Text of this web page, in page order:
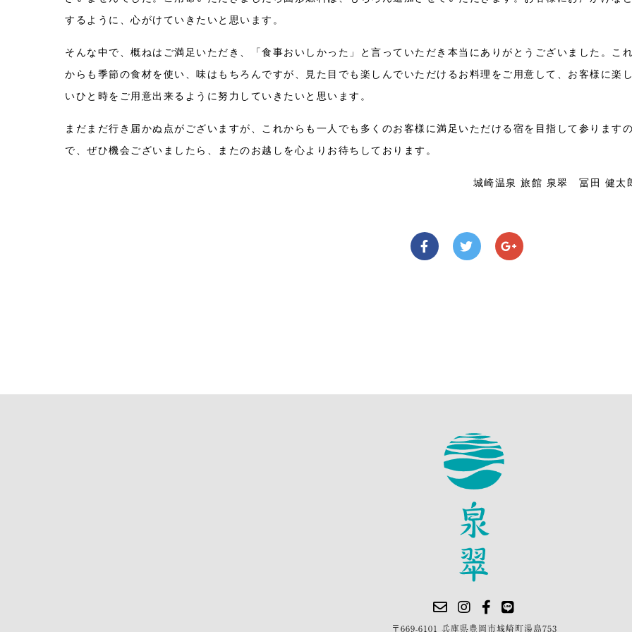
するように、心がけていきたいと思います。
そんな中で、概ねはご満足いただき、「食事おいしかった」と言っていただき本当にありがとうございました。これ
からも季節の食材を使い、味はもちろんですが、見た目でも楽しんでいただけるお料理をご用意して、お客様に楽し
いひと時をご用意出来るように努力していきたいと思います。
まだまだ行き届かぬ点がございますが、これからも一人でも多くのお客様に満足いただける宿を目指して参りますの
で、ぜひ機会ございましたら、またのお越しを心よりお待ちしております。
城崎温泉 旅館 泉翠 冨田 健太
〒669-6101 兵庫県豊岡市城崎町湯島753